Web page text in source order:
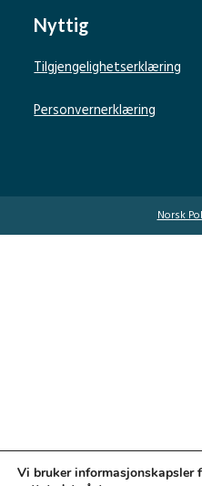
Nyttig
Tilgjengelighetserklæring
Personvernerklæring
Norsk
Vi bruker informasjonskapsler